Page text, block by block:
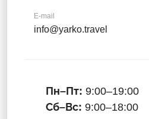
E-mail
info@yarko.travel
Пн–Пт: 9:00–19:00
Сб–Вс: 9:00–18:00